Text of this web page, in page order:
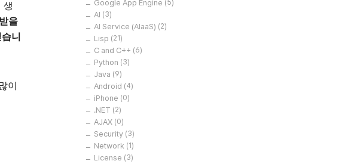
생
을
니
이
Google App Engine (5)
AI (3)
AI Service (AIaaS) (2)
Lisp (21)
C and C++ (6)
Python (3)
Java (9)
Android (4)
iPhone (0)
.NET (2)
AJAX (0)
Security (3)
Network (1)
License (3)